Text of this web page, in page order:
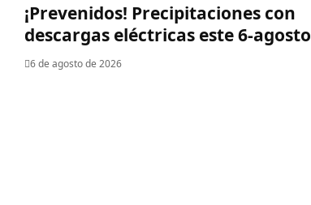
¡Prevenidos! Precipitaciones con
descargas eléctricas este 6-agosto
6 de agosto de 2026